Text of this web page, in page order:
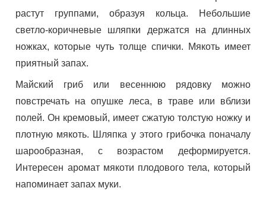
растут группами, образуя кольца. Небольшие
светло-коричневые шляпки держатся на длинных
ножках, которые чуть толще спички. Мякоть имеет
приятный запах.
Майский гриб или весеннюю рядовку можно
повстречать на опушке леса, в траве или вблизи
полей. Он кремовый, имеет сжатую толстую ножку и
плотную мякоть. Шляпка у этого грибочка поначалу
шарообразная, с возрастом деформируется.
Интересен аромат мякоти плодового тела, который
напоминает запах муки.